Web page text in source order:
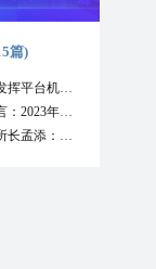
篇)
机构的作用
或迎来新起点
融带来更大发展空间